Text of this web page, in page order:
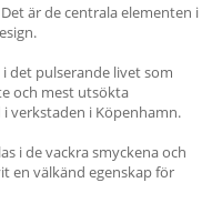
är de centrala elementen i
det pulserande livet som
och mest utsökta
verkstaden i Köpenhamn.
i de vackra smyckena och
en välkänd egenskap för